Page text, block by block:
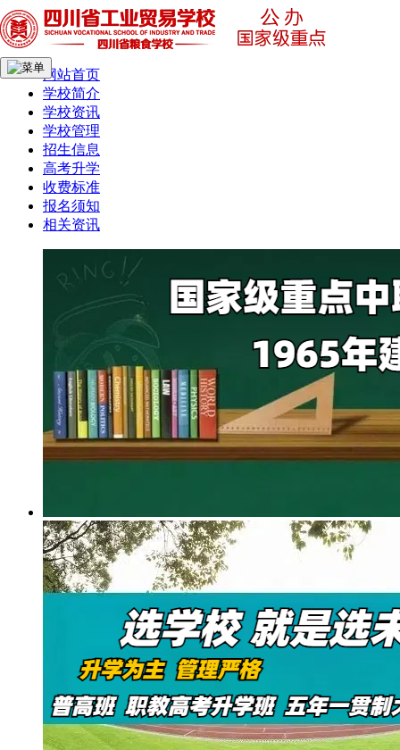
网站首页
学校简介
学校资讯
学校管理
招生信息
高考升学
收费标准
报名须知
相关资讯